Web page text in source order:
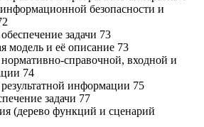
информационной безопасности и
задачи 73
модель и её описание 73
справочной, входной и
74
информации 75
задачи 77
(дерево функций и сценарий